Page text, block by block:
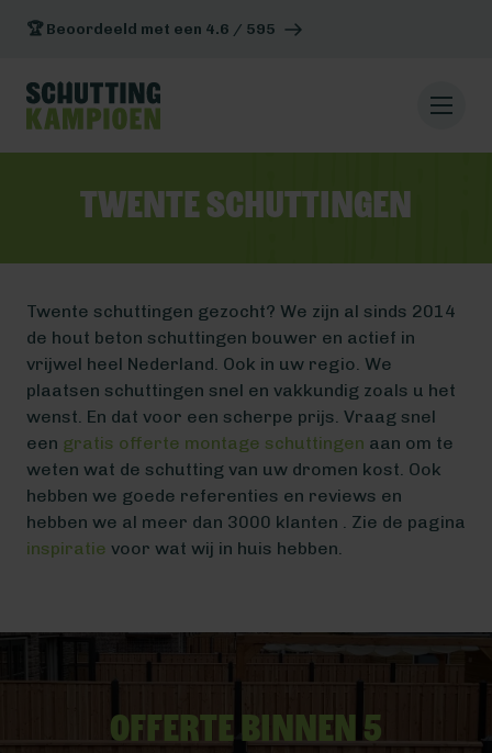
🏆 Beoordeeld met een 4.6 / 595
Twente schuttingen
Twente schuttingen gezocht? We zijn al sinds 2014
de hout beton schuttingen bouwer en actief in
vrijwel heel Nederland. Ook in uw regio. We
plaatsen schuttingen snel en vakkundig zoals u het
wenst. En dat voor een scherpe prijs. Vraag snel
een gratis offerte montage schuttingen aan om te
weten wat de schutting van uw dromen kost. Ook
hebben we goede referenties en reviews en
hebben we al meer dan 3000 klanten . Zie de pagina
inspiratie voor wat wij in huis hebben.
Offerte binnen 5